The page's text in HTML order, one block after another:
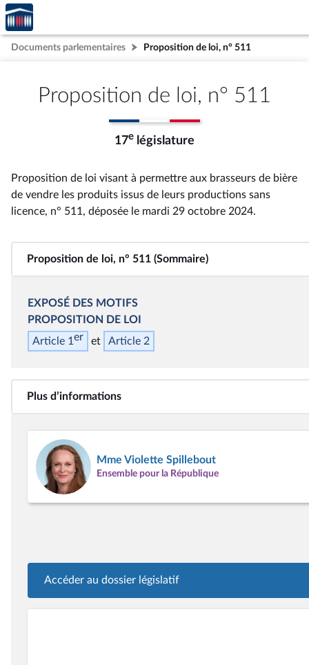
Aller au contenu
Aller en bas de la page
Accèder
à la
page
d'accueil
Documents parlementaires Proposition de loi, n° 511
Proposition de loi, n° 511
17e législature
Proposition de loi visant à permettre aux brasseurs de bière
de vendre les produits issus de leurs productions sans
licence, n° 511 , déposée le mardi 29 octobre 2024.
Proposition de loi, n° 511 (Sommaire)
EXPOSÉ DES MOTIFS
PROPOSITION DE LOI
Article 1er Article 2
Plus d’informations
Mme Violette Spillebout
Ensemble pour la République
Accéder au dossier législatif